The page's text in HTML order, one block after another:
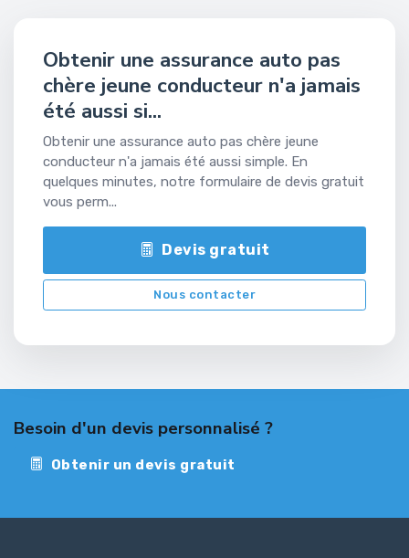
Obtenir une assurance auto pas
chère jeune conducteur n'a jamais
été aussi si...
Obtenir une assurance auto pas chère jeune
conducteur n'a jamais été aussi simple. En
quelques minutes, notre formulaire de devis gratuit
vous perm...
Devis gratuit
Nous contacter
Besoin d'un devis personnalisé ?
Obtenir un devis gratuit